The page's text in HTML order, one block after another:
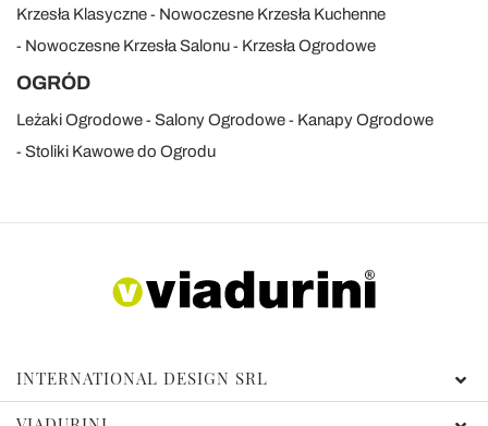
Krzesła Klasyczne
Nowoczesne Krzesła Kuchenne
Nowoczesne Krzesła Salonu
Krzesła Ogrodowe
OGRÓD
Leżaki Ogrodowe Salony Ogrodowe
Kanapy Ogrodowe
Stoliki Kawowe do Ogrodu
INTERNATIONAL DESIGN SRL